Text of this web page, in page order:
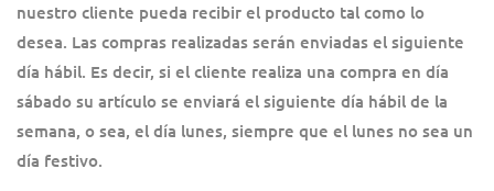
nuestro cliente pueda recibir el producto tal como lo
desea. Las compras realizadas serán enviadas el siguiente
día hábil. Es decir, si el cliente realiza una compra en día
sábado su artículo se enviará el siguiente día hábil de la
semana, o sea, el día lunes, siempre que el lunes no sea un
día festivo.